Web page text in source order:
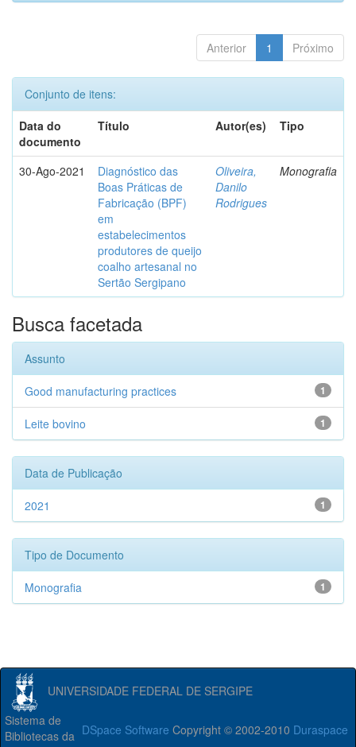
Anterior 1 Próximo
Conjunto de itens:
Data do
documento
Título Autor(es) Tipo
30-Ago-2021
Diagnóstico das
Boas Práticas de
Fabricação (BPF)
em
estabelecimentos
produtores de queijo
coalho artesanal no
Sertão Sergipano
Oliveira,
Danilo
Rodrigues
Monografia
Busca facetada
Assunto
1
Good manufacturing practices
1
Leite bovino
Data de Publicação
1
2021
Tipo de Documento
1
Monografia
UNIVERSIDADE FEDERAL DE SERGIPE
DSpace Software Copyright © 2002-2010 Duraspace
Sistema de
Bibliotecas da